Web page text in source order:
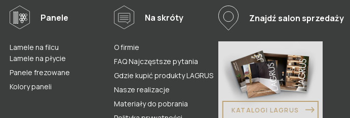
Panele Na skróty Znajdź salon sprzedaży
Lamele na filcu
Lamele na płycie
Panele frezowane
Kolory paneli
O firmie
FAQ Najczęstsze pytania
Gdzie kupić produkty LAGRUS
Nasze realizacje
Materiały do pobrania
KATALOGI LAGRUS